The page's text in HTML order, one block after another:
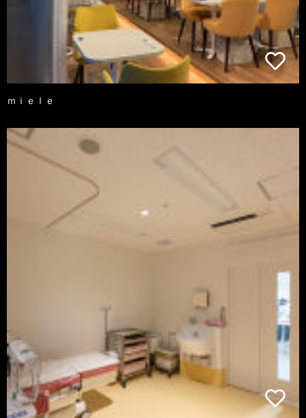
ｍｉｅｌｅ